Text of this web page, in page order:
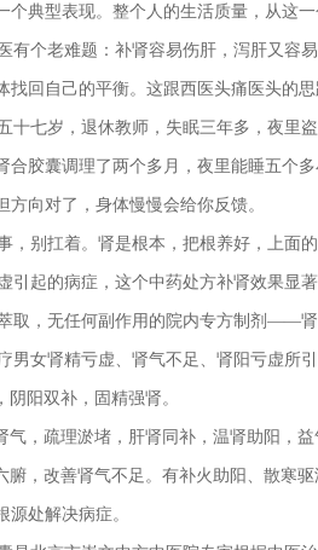
个典型表现。整个人的生活质量，从这一
有个老难题：补肾容易伤肝，泻肝又容
找回自己的平衡。这跟西医头痛医头的
十七岁，退休教师，失眠三年多，夜里盗
合胶囊调理了两个多月，夜里能睡五个
方向对了，身体慢慢会给你反馈。
，别扛着。肾是根本，把根养好，上面
引起的病症，这个中药处方补肾效果显著
取，无任何副作用的院内专方制剂——
男女肾精亏虚、肾气不足、肾阳亏虚所引
阴阳双补，固精强肾。
气，疏理淤堵，肝肾同补，温肾助阳，
腑，改善肾气不足。有补火助阳、散寒
源处解决病症。